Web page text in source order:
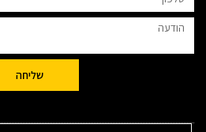
שליחה